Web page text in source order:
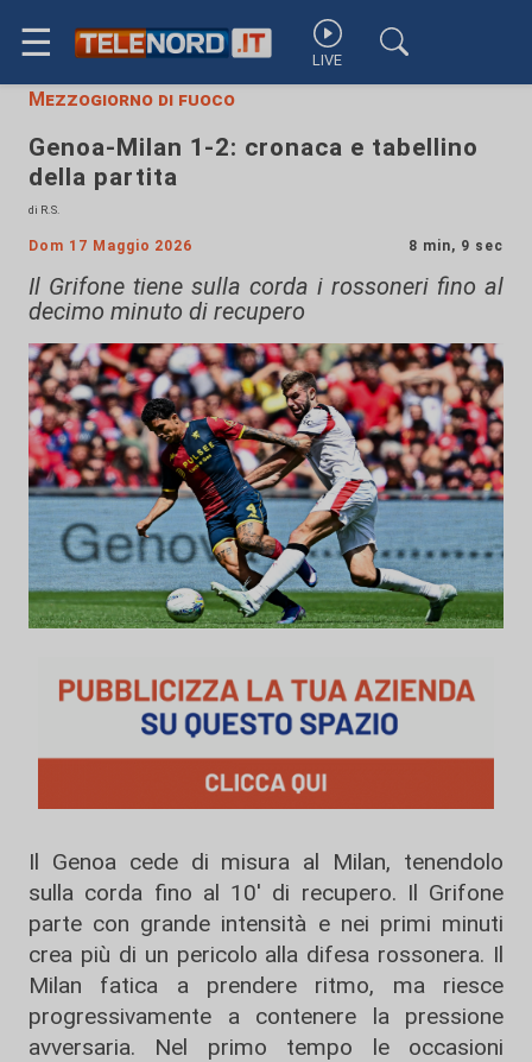
☰ LIVE
Mezzogiorno di fuoco
Genoa-Milan 1-2: cronaca e tabellino
della partita
di R.S.
Dom 17 Maggio 2026 8 min, 9 sec
Il Grifone tiene sulla corda i rossoneri fino al
decimo minuto di recupero
Il Genoacede di misura al Milan, tenendolo
sulla corda fino al 10' di recupero. Il Grifone
parte con grande intensità e nei primi minuti
crea più di un pericolo alla difesa rossonera. Il
Milan fatica a prendere ritmo, ma riesce
progressivamente a contenere la pressione
avversaria. Nel primo tempo le occasioni